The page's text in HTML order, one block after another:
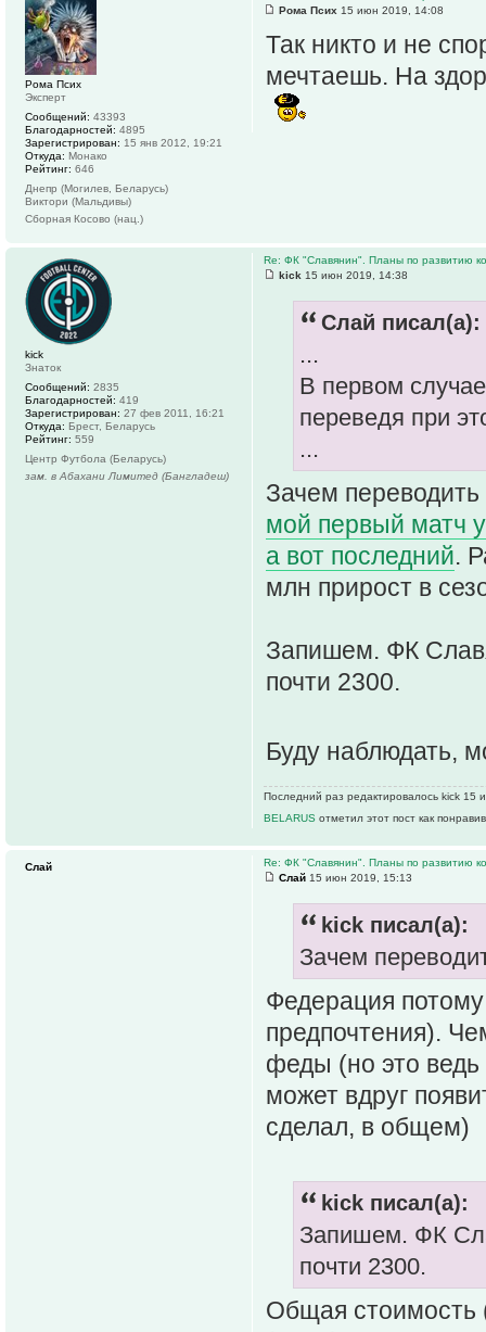
Рома Псих 15 июн 2019, 14:08
Так никто и не
мечтаешь. На
Рома Псих
Эксперт
Сообщений: 43393
Благодарностей: 4895
Зарегистрирован: 15 янв 2012, 19:21
Откуда: Монако
Рейтинг: 646
Днепр (Могилев, Беларусь)
Виктори (Мальдивы)
Сборная Косово (нац.)
Re: ФК "Славянин". Планы по развитию
kick 15 июн 2019, 14:38
Слай писал(а):
...
В первом
переведя при
...
Зачем
мой первый матч
а вот последний.
млн прирост в
Запишем. ФК
почти 2300.
Буду наблюдать,
Последний раз редактировалось kick 15
BELARUS отметил этот пост как
kick
Знаток
Сообщений: 2835
Благодарностей: 419
Зарегистрирован: 27 фев 2011, 16:21
Откуда: Брест, Беларусь
Рейтинг: 559
Центр Футбола (Беларусь)
зам. в Абахани Лимитед (Бангладеш)
Re: ФК "Славянин". Планы по развитию
Слай 15 июн 2019, 15:13
kick писал(а):
Зачем
Федерация
предпочтения).
феды (но это ведь
может вдруг
сделал, в общем)
kick писал(а):
Запишем. ФК
почти 2300.
Общая стоимость
Слай